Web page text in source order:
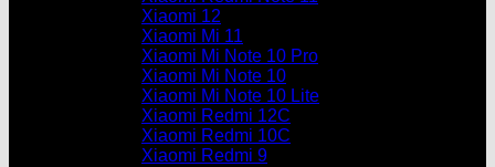
Xiaomi 12
Xiaomi Mi 11
Xiaomi Mi Note 10 Pro
Xiaomi Mi Note 10
Xiaomi Mi Note 10 Lite
Xiaomi Redmi 12C
Xiaomi Redmi 10C
Xiaomi Redmi 9